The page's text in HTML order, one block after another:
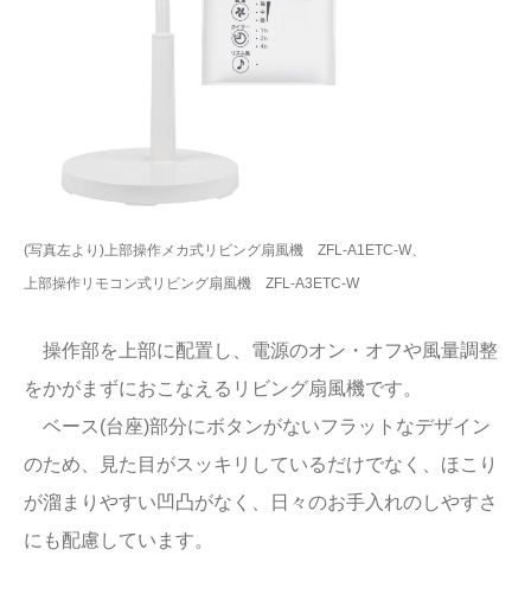
(写真左より)上部操作メカ式リビング扇風機 ZFL-A1ETC-W、
上部操作リモコン式リビング扇風機 ZFL-A3ETC-W
操作部を上部に配置し、電源のオン・オフや風量調整
をかがまずにおこなえるリビング扇風機です。
ベース(台座)部分にボタンがないフラットなデザイン
のため、見た目がスッキリしているだけでなく、ほこり
が溜まりやすい凹凸がなく、日々のお手入れのしやすさ
にも配慮しています。